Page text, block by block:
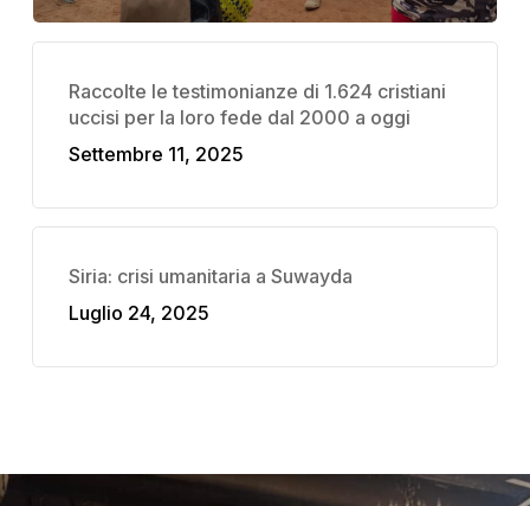
Raccolte le testimonianze di 1.624 cristiani
uccisi per la loro fede dal 2000 a oggi
Settembre 11, 2025
Siria: crisi umanitaria a Suwayda
Luglio 24, 2025